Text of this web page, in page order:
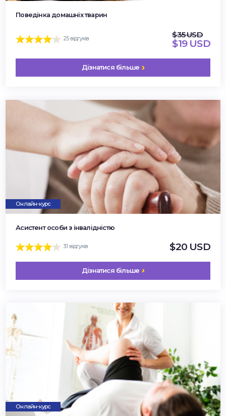
Поведінка домашніх тварин
25 відгуків $35 USD
$19 USD
Дізнатися більше
Онлайн-курс
Асистент особи з інвалідністю
31 відгуків $20 USD
Дізнатися більше
Онлайн-курс